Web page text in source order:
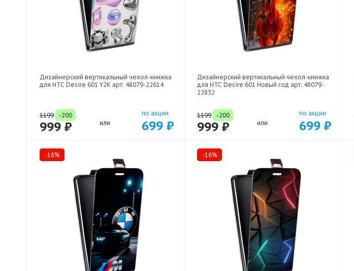
Дизайнерский вертикальный чехол-книжка
для HTC Desire 601 Y2K арт: 48079-22614
1199 -200
999 ₽ или
по акции
699 ₽
Дизайнерский вертикальный чехол-книжка
для HTC Desire 601 Новый год арт: 48079-
22832
1199 -200
999 ₽ или
по акции
699 ₽
-16% -16%